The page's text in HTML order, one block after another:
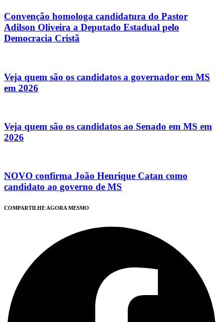
Convenção homologa candidatura do Pastor
Adilson Oliveira a Deputado Estadual pelo
Democracia Cristã
Veja quem são os candidatos a governador em MS
em 2026
Veja quem são os candidatos ao Senado em MS em
2026
NOVO confirma João Henrique Catan como
candidato ao governo de MS
COMPARTILHE AGORA MESMO